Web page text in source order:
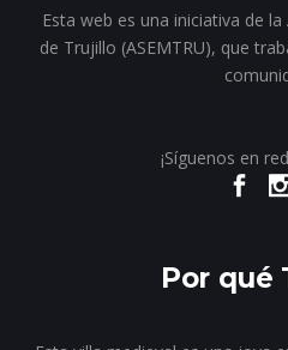
Esta web es una iniciativa de
de Trujillo (ASEMTRU), que
¡Síguenos en
Por qué